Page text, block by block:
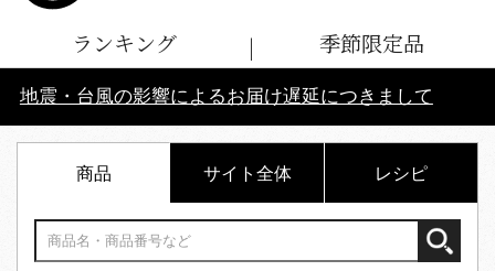
ランキング 季節限定品
地震・台風の影響によるお届け遅延につきまして
商品 サイト全体 レシピ